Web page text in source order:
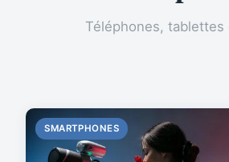
Téléphones, tablettes
SMARTPHONES